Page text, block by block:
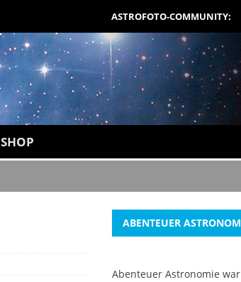
ASTROFOTO-COMMUNITY:
SHOP
ABENTEUER
Abenteuer Astronomie